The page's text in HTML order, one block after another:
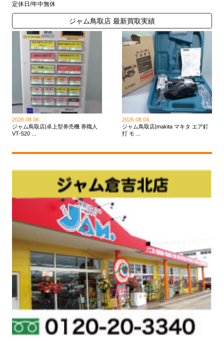
定休日/年中無休
ジャム鳥取店 最新買取実績
2026.08.06
ジャム鳥取店|卓上型券売機 券職人
VT-S20 ...
2026.08.04
ジャム鳥取店|makita マキタ エア釘
打 モ ...